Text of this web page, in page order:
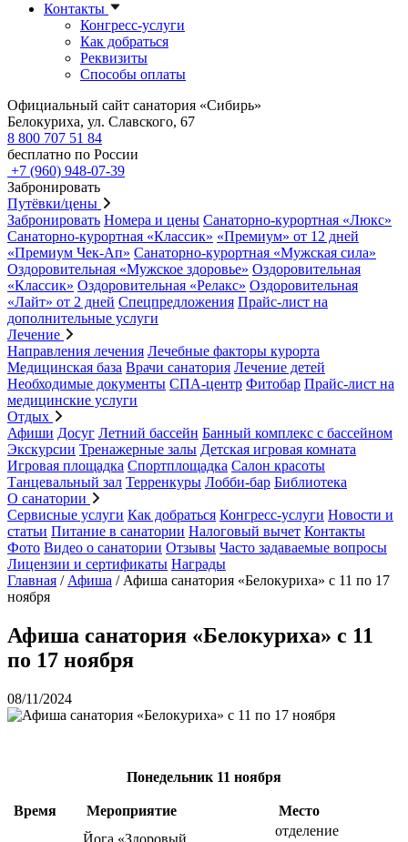
Контакты
Конгресс-услуги
Как добраться
Реквизиты
Способы оплаты
Официальный сайт санатория «Сибирь»
Белокуриха, ул. Славского, 67
8 800 707 51 84
бесплатно по России
+7 (960) 948-07-39
Забронировать
Путёвки/цены
Забронировать Номера и цены Санаторно-курортная «Люкс»
Санаторно-курортная «Классик» «Премиум» от 12 дней
«Премиум Чек-Ап» Санаторно-курортная «Мужская сила»
Оздоровительная «Мужское здоровье» Оздоровительная
«Классик» Оздоровительная «Релакс» Оздоровительная
«Лайт» от 2 дней Спецпредложения Прайс-лист на
дополнительные услуги
Лечение
Направления лечения Лечебные факторы курорта
Медицинская база Врачи санатория Лечение детей
Необходимые документы СПА-центр Фитобар Прайс-лист на
медицинские услуги
Отдых
Афиши Досуг Летний бассейн Банный комплекс с бассейном
Экскурсии Тренажерные залы Детская игровая комната
Игровая площадка Спортплощадка Салон красоты
Танцевальный зал Терренкуры Лобби-бар Библиотека
О санатории
Сервисные услуги Как добраться Конгресс-услуги Новости и
статьи Питание в санатории Налоговый вычет Контакты
Фото Видео о санатории Отзывы Часто задаваемые вопросы
Лицензии и сертификаты Награды
Главная / Афиша / Афиша санатория «Белокуриха» с 11 по 17
ноября
Афиша санатория «Белокуриха» с 11
по 17 ноября
08/11/2024
Понедельник 11 ноября
Время Мероприятие Место
Йога «Здоровый
отделение